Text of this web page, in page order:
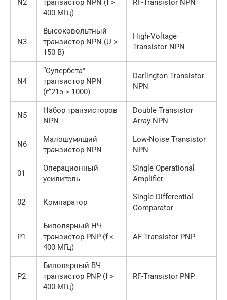
N2
транзистор NPN (f >
400 МГц)
RF-Transistor NPN
N3
Высоковольтный
транзистор NPN (U >
150 В)
High-Voltage
Transistor NPN
N4
“Супербета”
транзистор NPN
(г“21э > 1000)
Darlington Transistor
NPN
N5
Набор транзисторов
NPN
Double Transistor
Array NPN
N6
Малошумящий
транзистор NPN
Low-Noise Transistor
NPN
01
Операционный
усилитель
Single Operational
Amplifier
02 Компаратор
Single Differential
Comparator
P1
Биполярный НЧ
транзистор PNP (f <
400 МГц)
AF-Transistor PNP
P2
Биполярный ВЧ
транзистор PNP (f >
400 МГц)
RF-Transistor PNP